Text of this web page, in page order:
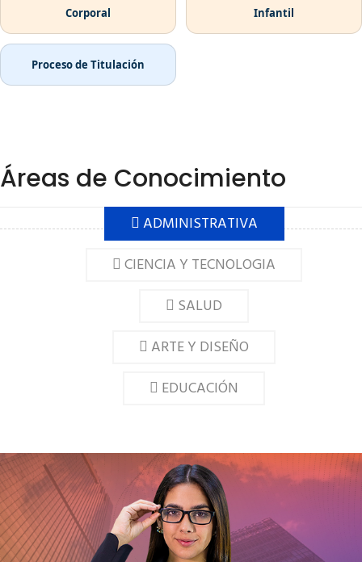
Corporal
Infantil
Proceso de Titulación
Áreas de Conocimiento
ADMINISTRATIVA
CIENCIA Y TECNOLOGIA
SALUD
ARTE Y DISEÑO
EDUCACIÓN